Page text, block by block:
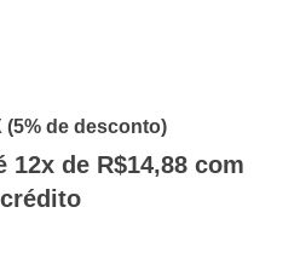
(5% de desconto)
12x de R$14,88 com